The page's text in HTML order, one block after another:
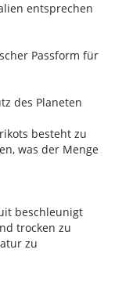
entsprechen
Passform für
des Planeten
besteht zu
was der Menge
beschleunigt
trocken zu
zu